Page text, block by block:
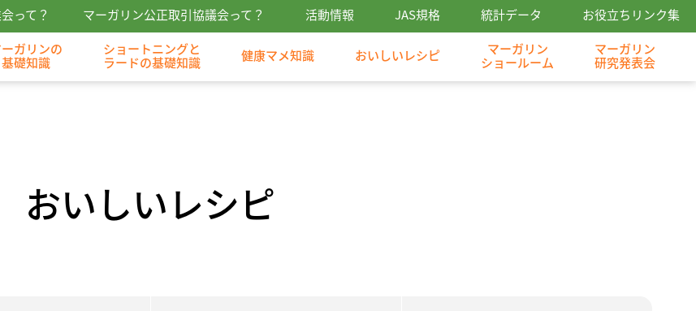
って？ マーガリン公正取引協議会って？ 活動情報 JAS規格 統計データ
お役立ちリンク集
ガリンの
基礎知識
ショートニングと
ラードの基礎知識
健康マメ知識 おいしいレシピ
マーガリン
ショールーム
マーガリン
研究発表会
おいしいレシピ